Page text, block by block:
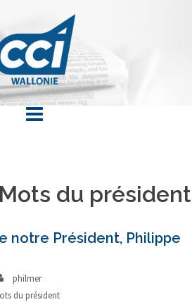
du président
notre Président, Philippe
philmer
du président